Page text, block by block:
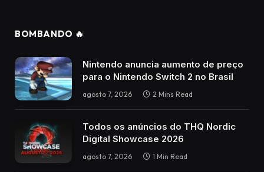
BOMBANDO 🔥
Nintendo anuncia aumento de preço
para o Nintendo Switch 2 no Brasil
agosto 7, 2026 2 Mins Read
Todos os anúncios do THQ Nordic
Digital Showcase 2026
agosto 7, 2026 1 Min Read